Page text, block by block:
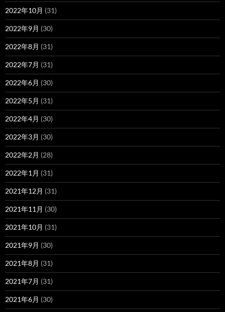
2022年10月 (31)
2022年9月 (30)
2022年8月 (31)
2022年7月 (31)
2022年6月 (30)
2022年5月 (31)
2022年4月 (30)
2022年3月 (30)
2022年2月 (28)
2022年1月 (31)
2021年12月 (31)
2021年11月 (30)
2021年10月 (31)
2021年9月 (30)
2021年8月 (31)
2021年7月 (31)
2021年6月 (30)